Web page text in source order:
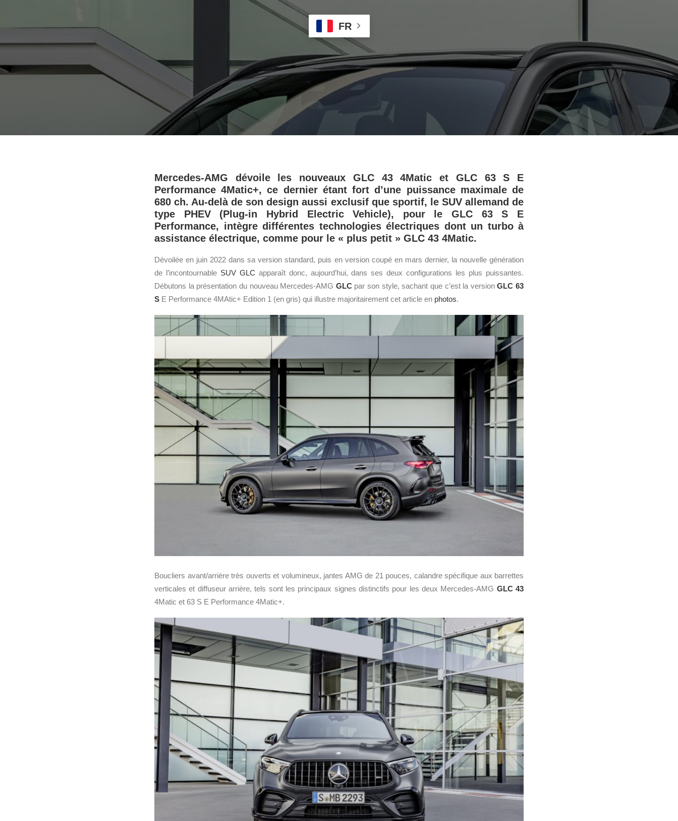
FR
Mercedes-AMG dévoile les nouveaux GLC 43 4Matic et GLC 63 S E
Performance 4Matic+, ce dernier étant fort d’une puissance maximale de
680 ch. Au-delà de son design aussi exclusif que sportif, le SUV allemand de
type PHEV (Plug-in Hybrid Electric Vehicle), pour le GLC 63 S E
Performance, intègre différentes technologies électriques dont un turbo à
assistance électrique, comme pour le « plus petit » GLC 43 4Matic.
Dévoilée en juin 2022 dans sa version standard, puis en version coupé en mars dernier, la nouvelle génération
de l’incontournable SUV GLC apparaît donc, aujourd’hui, dans ses deux configurations les plus puissantes.
Débutons la présentation du nouveau Mercedes-AMG GLCpar son style, sachant que c’est la versionGLC 63
S E Performance 4MAtic+ Edition 1 (en gris) qui illustre majoritairement cet article en photos.
Boucliers avant/arrière très ouverts et volumineux, jantes AMG de 21 pouces, calandre spécifique aux barrettes
verticales et diffuseur arrière, tels sont les principaux signes distinctifs pour les deux Mercedes-AMG GLC 43
4Matic et 63 S E Performance 4Matic+.